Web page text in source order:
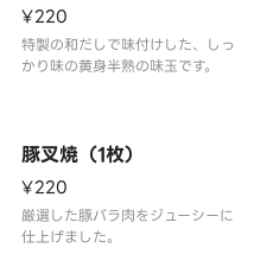
¥220
特製の和だしで味付けした、しっ
かり味の黄身半熟の味玉です。
豚叉焼（1枚）
¥220
厳選した豚バラ肉をジューシーに
仕上げました。